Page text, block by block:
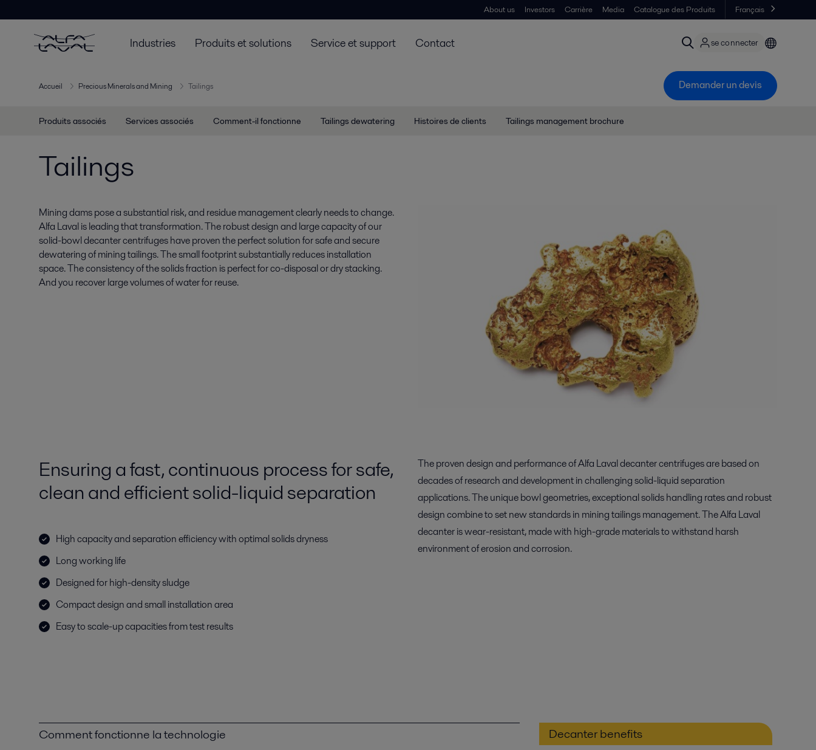
About us Investors Carrière Media Catalogue des Produits Français
Industries Produits et solutions Service et support Contact se connecter
Accueil Precious Minerals and Mining Tailings Demander un devis
Produits associés Services associés Comment-il fonctionne Tailings dewatering Histoires de clients Tailings management brochure
Tailings
Mining dams pose a substantial risk, and residue management clearly needs to change.
Alfa Laval is leading that transformation. The robust design and large capacity of our
solid-bowl decanter centrifuges have proven the perfect solution for safe and secure
dewatering of mining tailings. The small footprint substantially reduces installation
space. The consistency of the solids fraction is perfect for co-disposal or dry stacking.
And you recover large volumes of water for reuse.
Ensuring a fast, continuous process for safe,
clean and efficient solid-liquid separation
High capacity and separation efficiency with optimal solids dryness
Long working life
Designed for high-density sludge
Compact design and small installation area
Easy to scale-up capacities from test results
The proven design and performance of Alfa Laval decanter centrifuges are based on
decades of research and development in challenging solid-liquid separation
applications. The unique bowl geometries, exceptional solids handling rates and robust
design combine to set new standards in mining tailings management. The Alfa Laval
decanter is wear-resistant, made with high-grade materials to withstand harsh
environment of erosion and corrosion.
Comment fonctionne la technologie Decanter benefits